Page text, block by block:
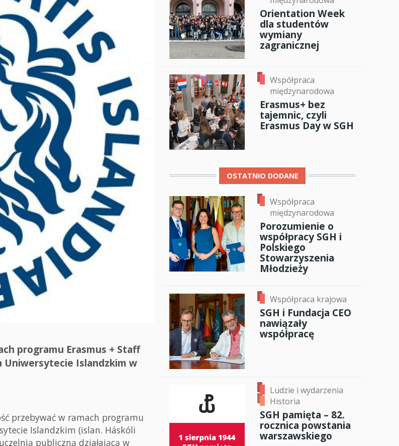
Studenci i doktoranci
Współpraca międzynarodowa
Współpraca z otoczeniem
Sport
Historia
Wspomnienia
programu Erasmus + Staff
Uniwersytecie Islandzkim w
przebywać w ramach programu
Islandzkim (islan. Háskóli
publiczną działającą w
Orientation Week
dla studentów
wymiany
zagranicznej
Współpraca
międzynarodowa
Erasmus+ bez
tajemnic, czyli
Erasmus Day w SGH
OSTATNIO DODANE
Współpraca
międzynarodowa
Porozumienie o
współpracy SGH i
Polskiego
Stowarzyszenia
Młodzieży
Współpraca krajowa
SGH i Fundacja CEO
nawiązały
współpracę
Ludzie i wydarzenia
Historia
SGH pamięta – 82.
rocznica powstania
warszawskiego